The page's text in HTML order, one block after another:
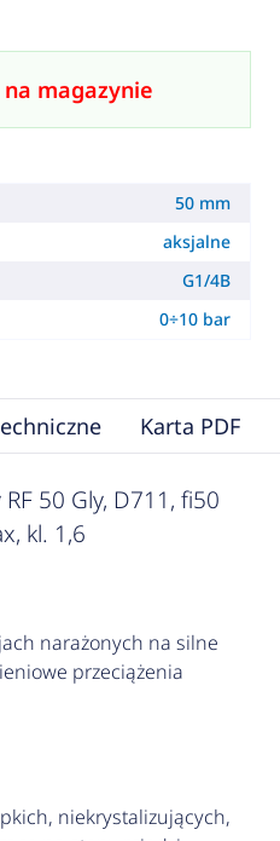
magazynie
50 mm
aksjalne
G1/4B
0÷10 bar
Karta PDF
50 Gly, D711, fi50
kl. 1,6
narażonych na silne
przeciążenia
niekrystalizujących,